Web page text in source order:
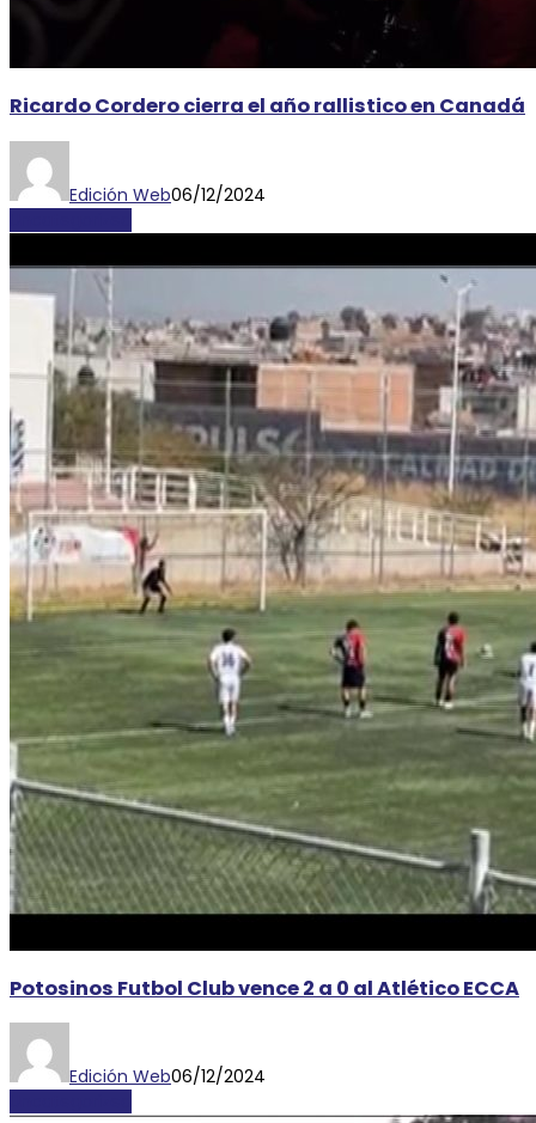
Ricardo Cordero cierra el año rallistico en Canadá
Edición Web06/12/2024
Potosinos Futbol Club vence 2 a 0 al Atlético ECCA
Edición Web06/12/2024